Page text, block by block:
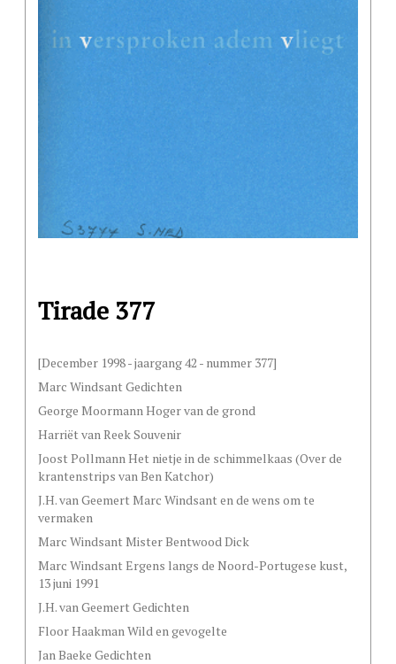
Tirade 377
[December 1998 - jaargang 42 - nummer 377]
Marc Windsant Gedichten
George Moormann Hoger van de grond
Harriët van Reek Souvenir
Joost Pollmann Het nietje in de schimmelkaas (Over de
krantenstrips van Ben Katchor)
J.H. van Geemert Marc Windsant en de wens om te
vermaken
Marc Windsant Mister Bentwood Dick
Marc Windsant Ergens langs de Noord-Portugese kust,
13 juni 1991
J.H. van Geemert Gedichten
Floor Haakman Wild en gevogelte
Jan Baeke Gedichten